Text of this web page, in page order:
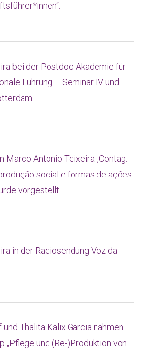
bei der Postdoc-Akademie für
Führung – Seminar IV und
Marco Antonio Teixeira „Contag:
social e formas de ações
vorgestellt
in der Radiosendung Voz da
Thalita Kalix Garcia nahmen
„Pflege und (Re-)Produktion von